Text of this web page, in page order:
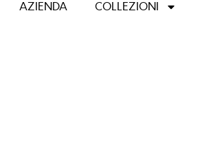
AZIENDA COLLEZIONI